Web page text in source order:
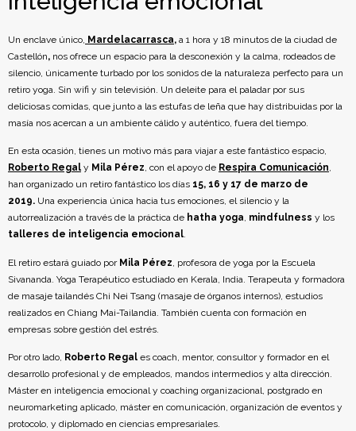
Un enclave único, Mardelacarrasca, a 1 hora y 18 minutos de la ciudad de
Castellón, nos ofrece un espacio para la desconexión y la calma, rodeados de
silencio, únicamente turbado por los sonidos de la naturaleza perfecto para un
retiro yoga. Sin wifi y sin televisión. Un deleite para el paladar por sus
deliciosas comidas, que junto a las estufas de leña que hay distribuidas por la
masía nos acercan a un ambiente cálido y auténtico, fuera del tiempo.
En esta ocasión, tienes un motivo más para viajar a este fantástico espacio,
Roberto Regal y Mila Pérez, con el apoyo de Respira Comunicación,
han organizado un retiro fantástico los días 15, 16 y 17 de marzo de
2019. Una experiencia única hacia tus emociones, el silencio y la
autorrealización a través de la práctica de hatha yoga, mindfulness y los
talleres de inteligencia emocional.
El retiro estará guiado por Mila Pérez , profesora de yoga por la Escuela
Sivananda. Yoga Terapéutico estudiado en Kerala, India. Terapeuta y formadora
de masaje tailandés Chi Nei Tsang (masaje de órganos internos), estudios
realizados en Chiang Mai-Tailandia. También cuenta con formación en
empresas sobre gestión del estrés.
Por otro lado, Roberto Regal es coach, mentor, consultor y formador en el
desarrollo profesional y de empleados, mandos intermedios y alta dirección.
Máster en inteligencia emocional y coaching organizacional, postgrado en
neuromarketing aplicado, máster en comunicación, organización de eventos y
protocolo, y diplomado en ciencias empresariales.